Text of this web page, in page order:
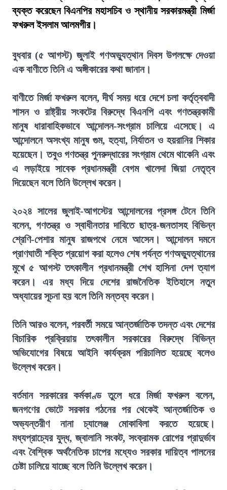
ব্যক্ত করেছেন বিএনপির মহাসচিব ও স্থানীয় সরকারমন্ত্রী মির্জা
ফখরুল ইসলাম আলমগীর।
বুধবার (৫ আগস্ট) জুলাই গণঅভ্যুত্থান দিবস উপলক্ষে দেওয়া
এক বাণীতে তিনি এ অঙ্গীকারের কথা জানান।
বাণীতে মির্জা ফখরুল বলেন, দীর্ঘ সময় ধরে দেশে চলা কর্তৃত্ববাদী
শাসন ও রাষ্ট্রীয় সংকটের বিরুদ্ধে বিএনপি এবং গণতন্ত্রকামী
মানুষ ধারাবাহিকভাবে আন্দোলন-সংগ্রাম চালিয়ে এসেছে। এ
আন্দোলনে অসংখ্য মানুষ গুম, হত্যা, নির্যাতন ও হয়রানির শিকার
হয়েছেন। তবুও গণতন্ত্র পুনরুদ্ধারের সংগ্রাম থেমে থাকেনি এবং
এ লড়াইয়ে সাবেক প্রধানমন্ত্রী বেগম খালেদা জিয়া নেতৃত্ব
দিয়েছেন বলে তিনি উল্লেখ করেন।
২০২৪ সালের জুলাই-আগস্টের আন্দোলনের প্রসঙ্গ টেনে তিনি
বলেন, গণতন্ত্র ও স্বাধীনতার দাবিতে ছাত্র-জনতাসহ বিভিন্ন
শ্রেণি-পেশার মানুষ রাজপথে নেমে আসেন। আন্দোলন দমনে
প্রাণঘাতী শক্তি প্রয়োগ করা হলেও শেষ পর্যন্ত গণঅভ্যুত্থানের
মুখে ৫ আগস্ট তৎকালীন প্রধানমন্ত্রী শেখ হাসিনা দেশ ত্যাগ
করেন। এর মধ্য দিয়ে দেশের রাজনৈতিক ইতিহাসে নতুন
অধ্যায়ের সূচনা হয় বলে তিনি মন্তব্য করেন।
তিনি আরও বলেন, পরবর্তী সময়ে আন্তর্জাতিক তদন্ত এবং দেশের
বিচারিক প্রক্রিয়ায় তৎকালীন সরকারের বিরুদ্ধে বিভিন্ন
অভিযোগের বিষয়ে আইনি কার্যক্রম পরিচালিত হয়েছে বলেও
উল্লেখ করেন।
বর্তমান সরকারের কর্মকাণ্ড তুলে ধরে মির্জা ফখরুল বলেন,
জনগণের ভোটে সরকার গঠনের পর থেকেই আন্তর্জাতিক ও
অভ্যন্তরীণ নানা চ্যালেঞ্জ মোকাবিলা করতে হয়েছে।
মধ্যপ্রাচ্যের যুদ্ধ, জ্বালানি সংকট, সংক্রামক রোগের প্রাদুর্ভাব
এবং বৈশ্বিক অর্থনৈতিক চাপের মধ্যেও সরকার দায়িত্ব পালনের
চেষ্টা চালিয়ে যাচ্ছে বলে তিনি উল্লেখ করেন।